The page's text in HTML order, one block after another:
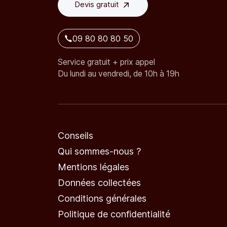
Devis gratuit
09 80 80 80 50
Service gratuit + prix appel
Du lundi au vendredi, de 10h à 19h
Conseils
Qui sommes-nous ?
Mentions légales
Données collectées
Conditions générales
Politique de confidentialité